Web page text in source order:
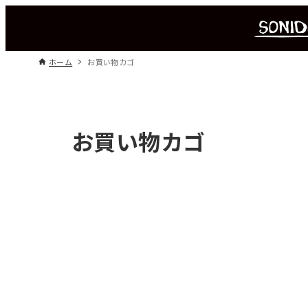
ホーム お買い物カゴ
お買い物カゴ